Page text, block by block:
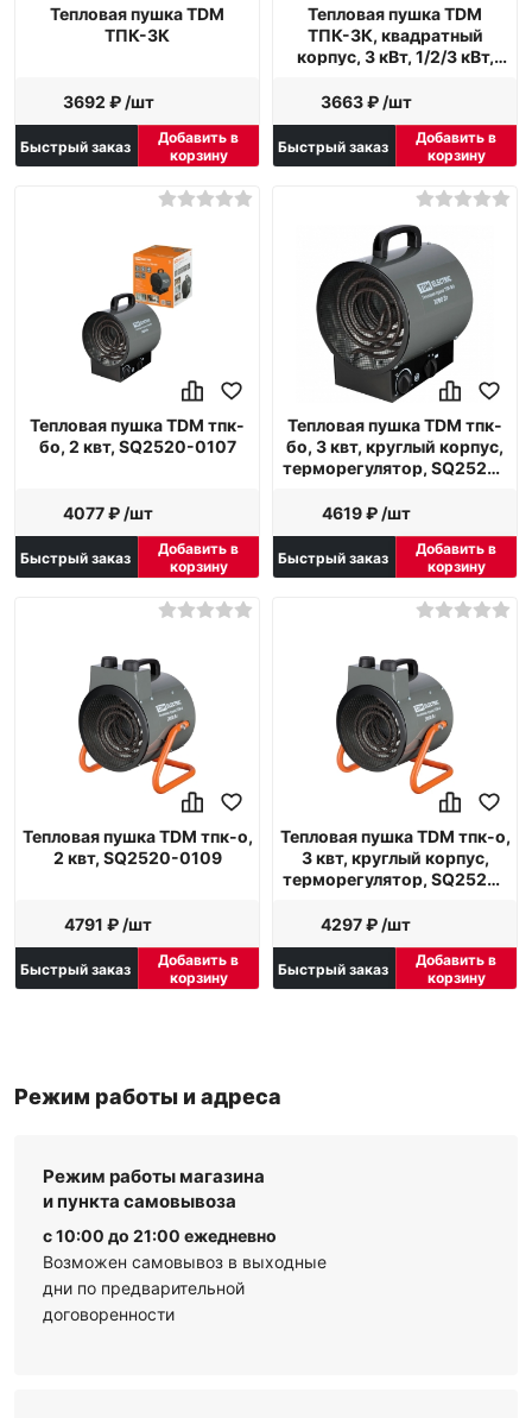
Тепловая пушка TDM
ТПК-3К
3692 ₽ /шт
Быстрый заказ
Добавить в
корзину
Тепловая пушка TDM
ТПК-3К, квадратный
корпус, 3 кВт, 1/2/3 кВт,
нагревательный элемент,
SQ2520-0104
3663 ₽ /шт
Быстрый заказ
Добавить в
корзину
Тепловая пушка TDM тпк-
бо, 2 квт, SQ2520-0107
4077 ₽ /шт
Быстрый заказ
Добавить в
корзину
Тепловая пушка TDM тпк-
бо, 3 квт, круглый корпус,
терморегулятор, SQ2520-
4619 ₽ /шт
Быстрый заказ
Добавить в
корзину
Тепловая пушка TDM тпк-о,
2 квт, SQ2520-0109
4791 ₽ /шт
Быстрый заказ
Добавить в
корзину
Тепловая пушка TDM тпк-о,
3 квт, круглый корпус,
терморегулятор, SQ2520-
4297 ₽ /шт
Быстрый заказ
Добавить в
корзину
Режим работы и адреса
Режим работы магазина
и пункта самовывоза
с 10:00 до 21:00 ежедневно
Возможен самовывоз в выходные
дни по предварительной
договоренности